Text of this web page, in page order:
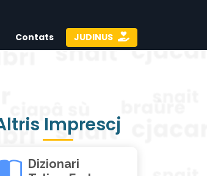
Contats JUDINUS
Imprescj
Dizionari